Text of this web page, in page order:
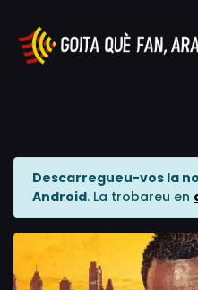
Descarregueu-vos la
Android. La trobareu en